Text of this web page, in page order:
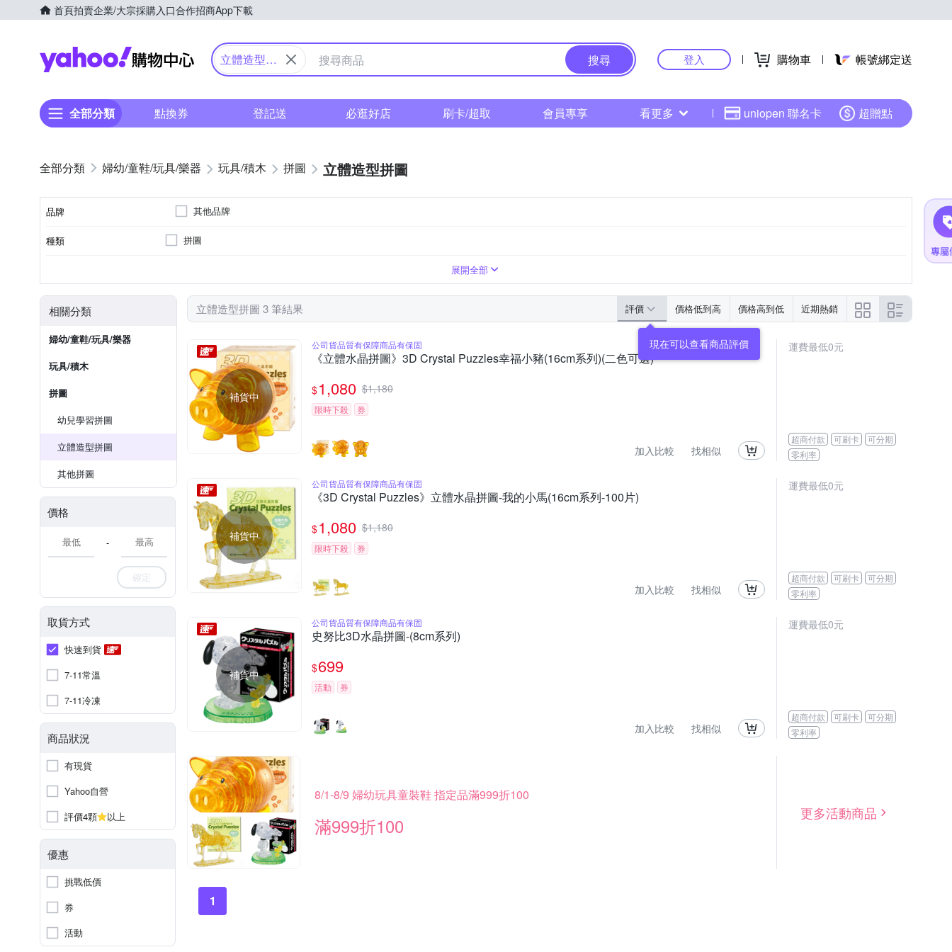
首頁拍賣企業/大宗採購入口合作招商App下載
Yahoo購物中心
立體造型拼
搜尋 登入 購物車 帳號綁定送
全部分類 點換券 登記送 必逛好店 刷卡/超取 會員專享 看更多 uniopen 聯名卡 超贈點
婦幼/童鞋/玩具/樂器 玩具/積木 拼圖 立體造型拼圖
品牌 其他品牌
種類 拼圖
警察戰隊vs快盜戰隊展開全部
相關分類
婦幼/童鞋/玩具/樂器
玩具/積木
拼圖
幼兒學習拼圖
立體造型拼圖
其他拼圖
價格
-
確定
取貨方式
快速到貨
7-11常溫
7-11冷凍
商品狀況
有現貨
Yahoo自營
評價4顆
以上
優惠
挑戰低價
券
活動
立體造型拼圖 3 筆結果 評價 價格低到高 價格高到低 近期熱銷
現在可以查看商品評價
補貨中
公司貨品質有保障商品有保固
《立體水晶拼圖》3D Crystal Puzzles幸福小豬(16cm系列)(二色可選)
$1,080 $1,180
限時下殺 券
加入比較 找相似
運費最低0元
超商付款 可刷卡
可分期
零利率
補貨中
公司貨品質有保障商品有保固
《3D Crystal Puzzles》立體水晶拼圖-我的小馬(16cm系列-100片)
$1,080 $1,180
限時下殺 券
加入比較 找相似
運費最低0元
超商付款 可刷卡
可分期
零利率
補貨中
公司貨品質有保障商品有保固
史努比3D水晶拼圖-(8cm系列)
$699
活動 券
加入比較 找相似
運費最低0元
超商付款 可刷卡
可分期
零利率
8/1-8/9 婦幼玩具童裝鞋 指定品滿999折100
滿999折100
更多活動商品
1